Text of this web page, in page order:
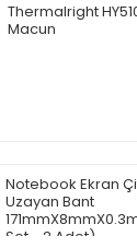
Thermalright
Macun
Notebook Ekran
Uzayan Bant
Set - 2 Adet)